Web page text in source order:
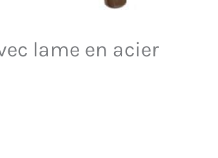
lame en acier